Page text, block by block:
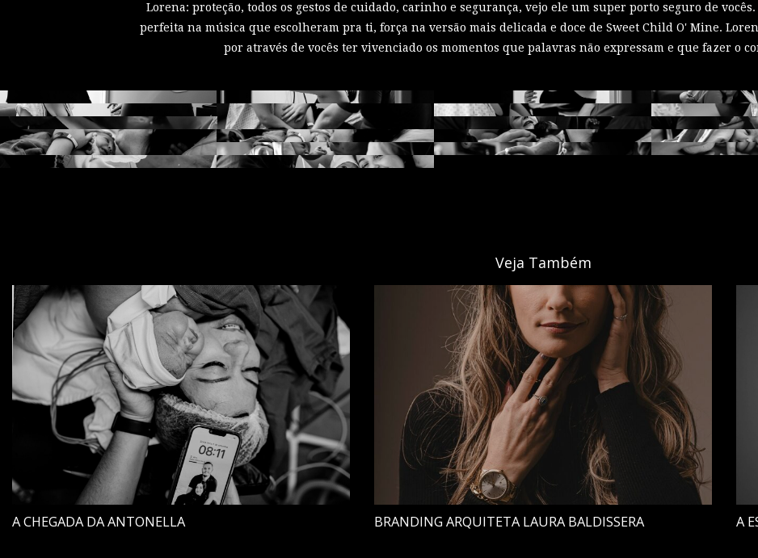
Lorena: proteção, todos os gestos de cuidado, carinho e segurança, vejo ele um super porto seguro de
perfeita na música que escolheram pra ti, força na versão mais delicada e doce de Sweet Child O' Mine.
por através de vocês ter vivenciado os momentos que palavras não expressam e que fazer o
Veja Também
A CHEGADA DA ANTONELLA BRANDING ARQUITETA LAURA BALDISSERA A